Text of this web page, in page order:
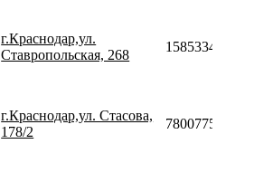
г.Краснодар,ул.
Ставропольская, 268
158533411615
г.Краснодар,ул. Стасова,
178/2
78007753553